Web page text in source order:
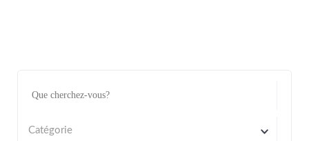
Catégorie